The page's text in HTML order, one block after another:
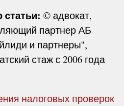
статьи: © адвокат,
партнер АБ
и партнеры",
стаж с 2006 года
налоговых проверок